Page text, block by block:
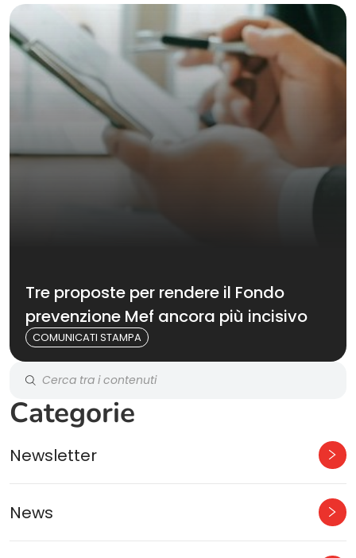
Tre proposte per rendere il Fondo
prevenzione Mef ancora più incisivo
COMUNICATI STAMPA
Categorie
Newsletter
News